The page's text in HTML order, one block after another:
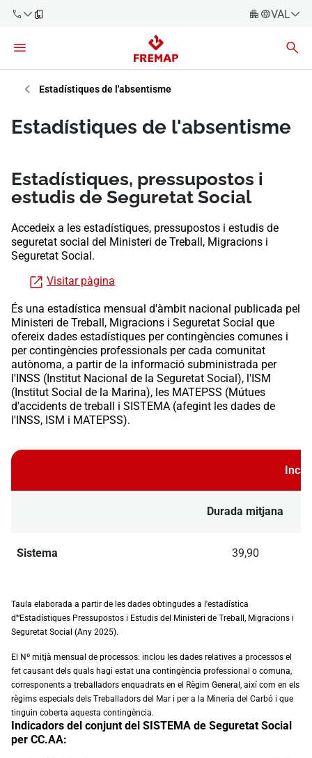
900 61 00
61
+34 91
919 61 61
61
Assessories
Autònoms
Proveïdors
Estadístiques de l'absentisme
Estadístiques de l'absentisme
Estadístiques, pressupostos i
estudis de Seguretat Social
Accedeix a les estadístiques, pressupostos i estudis de
seguretat social del Ministeri de Treball, Migracions i
Seguretat Social.
Visitar pàgina
És una estadística mensual d'àmbit nacional publicada pel
Ministeri de Treball, Migracions i Seguretat Social que
ofereix dades estadístiques per contingències comunes i
per contingències professionals per cada comunitat
autònoma, a partir de la informació subministrada per
l'INSS (Institut Nacional de la Seguretat Social), l'ISM
(Institut Social de la Marina), les MATEPSS (Mútues
d'accidents de treball i SISTEMA (afegint les dades de
l'INSS, ISM i MATEPSS).
Durada mitjana
Sistema 39,90
Taula elaborada a partir de les dades obtingudes a l'estadística
d'“Estadístiques Pressupostos i Estudis del Ministeri de Treball, Migracions i
Seguretat Social (Any 2025).
El Nº mitjà mensual de processos: inclou les dades relatives a processos el
fet causant dels quals hagi estat una contingència professional o comuna,
corresponents a treballadors enquadrats en el Règim General, així com en els
règims especials dels Treballadors del Mar i per a la Mineria del Carbó i que
tinguin coberta aquesta contingència.
Indicadors del conjunt del SISTEMA de Seguretat Social
per CC.AA: